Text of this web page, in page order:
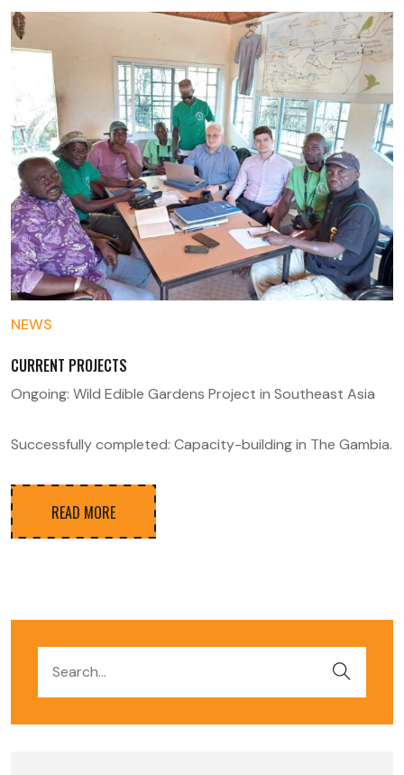
NEWS
CURRENT PROJECTS
Ongoing: Wild Edible Gardens Project in Southeast Asia
Successfully completed: Capacity-building in The Gambia.
READ MORE